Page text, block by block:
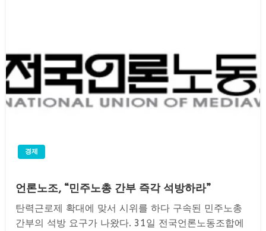
경제
언론노조, “민주노총 간부 즉각 석방하라”
탄력근로제 확대에 맞서 시위를 하다 구속된 민주노총
간부의 석방 요구가 나왔다. 31일 전국언론노동조합에